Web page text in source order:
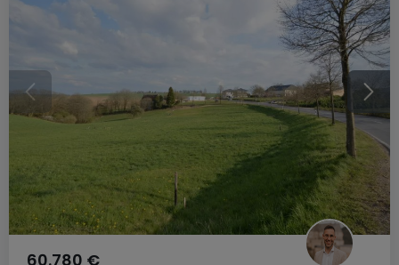
60.780 €